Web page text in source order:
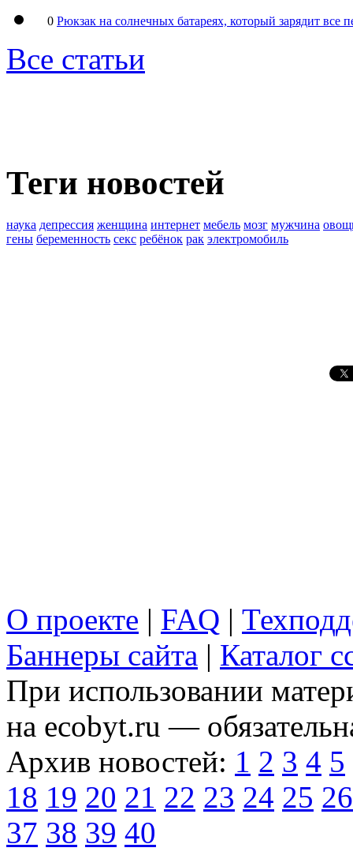
0 Рюкзак на солнечных батареях, который зарядит все
Все статьи
Теги новостей
наука депрессия женщина интернет мебель мозг мужчина
гены беременность секс ребёнок рак электромобиль
О проекте | FAQ |
Баннеры сайта | Каталог
При использовании
на ecobyt.ru —
Архив новостей: 1 2 3 4 5
18 19 20 21 22 23 24 25 26
37 38 39 40